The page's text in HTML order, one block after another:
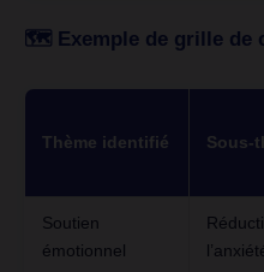
🗺️ Exemple de grille de
Thème identifié Sous-
Soutien
émotionnel